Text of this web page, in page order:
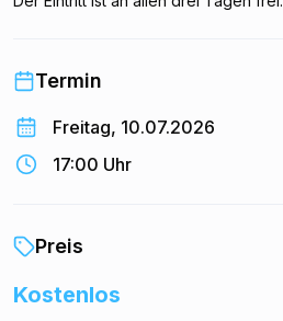
Termin
Freitag, 10.07.2026
17:00 Uhr
Preis
Kostenlos